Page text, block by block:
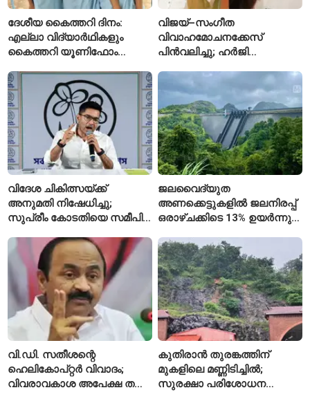
ദേശീയ കൈത്തറി ദിനം:
എല്ലാ വിദ്യാർഥികളും
കൈത്തറി യൂണിഫോം
സ്കൂൾ വേറിട്ട മാതൃക
വിജയ്–സംഗീത
വിവാഹമോചനക്കേസ്
പിൻവലിച്ചു; ഹർജി
അവസാനിപ്പിച്ച് കോടതി
വിദേശ ചികിത്സയ്ക്ക്
അനുമതി നിഷേധിച്ചു;
സുപ്രീം കോടതിയെ സമീപിച്ച്
ജലവൈദ്യുത
അണക്കെട്ടുകളിൽ ജലനിരപ്പ്
ഒരാഴ്ചക്കിടെ 13% ഉയർന്നു;
ഇപ്പോഴും കുറവ്
വി.ഡി. സതീശന്റെ
ഹെലികോപ്റ്റർ വിവാദം;
വിവരാവകാശ അപേക്ഷ തള്ളി
കുതിരാൻ തുരങ്കത്തിന്
മുകളിലെ മണ്ണിടിച്ചിൽ;
സുരക്ഷാ പരിശോധന